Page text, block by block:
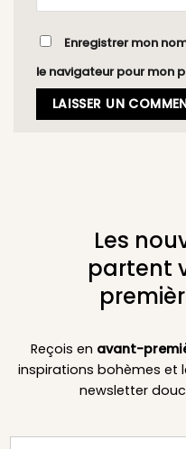
Enregistrer mon
le navigateur pour mon
Les
partent
Reçois en avant-
inspirations bohèmes et
newsletter